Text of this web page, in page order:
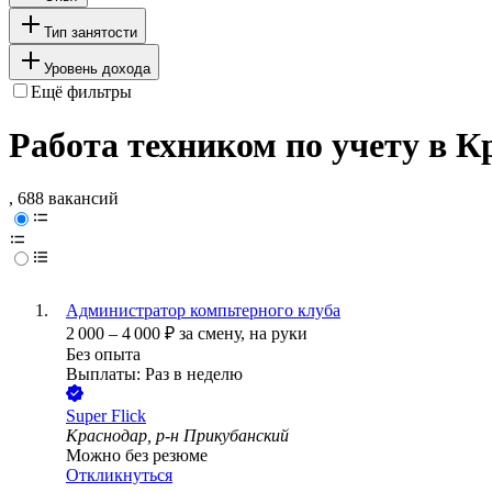
Тип занятости
Уровень дохода
Ещё фильтры
Работа техником по учету в
, 688 вакансий
Администратор компьтерного клуба
2 000 – 4 000 ₽ за смену, на руки
Без опыта
Выплаты: Раз в неделю
Super Flick
Краснодар, р-н Прикубанский
Можно без резюме
Откликнуться